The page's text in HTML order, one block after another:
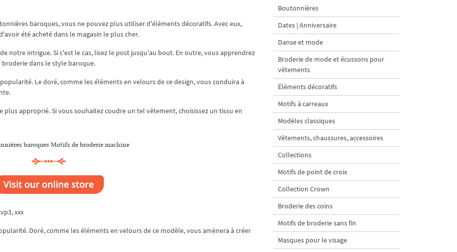
baroques, vous ne pouvez plus utiliser d'éléments décoratifs. Avec eux,
été acheté dans le magasin le plus cher.
notre intrigue. Si c'est le cas, lisez le post jusqu'au bout. En outre, vous apprendrez
dans le style baroque.
Le doré, comme les éléments en velours de ce design, vous conduira à
approprié. Si vous souhaitez coudre un tel vêtement, choisissez un tissu en
baroques Motifs de broderie machine
xxx
Doré, comme les éléments en velours de ce modèle, vous amènera à créer
Boutonnières
Dates | Anniversaire
Danse et mode
Broderie de mode et écussons pour
vêtements
Éléments décoratifs
Motifs à carreaux
Modèles classiques
Vêtements, chaussures, accessoires
Collections
Motifs de point de croix
Collection Crown
Broderie des coins
Motifs de broderie sans fin
Masques pour le visage